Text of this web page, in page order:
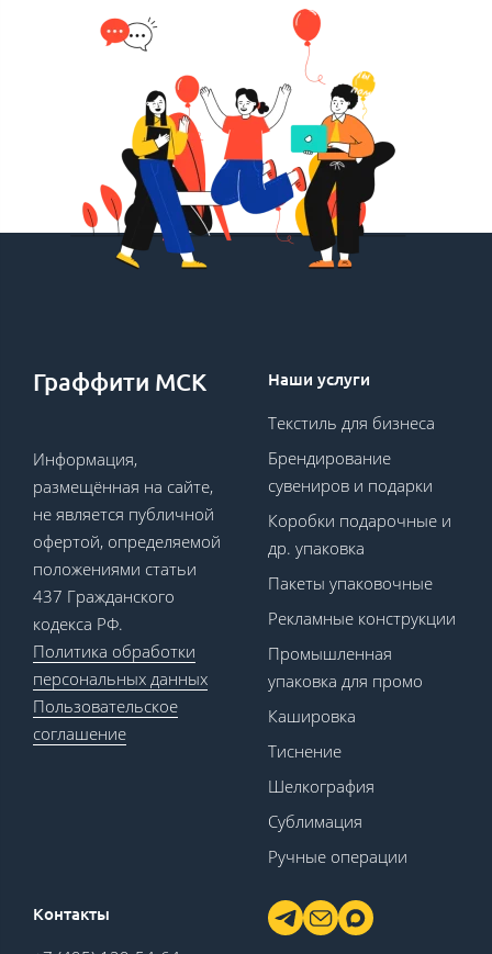
Граффити МСК
Информация,
размещённая на сайте,
не является публичной
офертой, определяемой
положениями статьи
437 Гражданского
кодекса РФ.
Политика обработки
персональных данных
Пользовательское
соглашение
Наши услуги
Текстиль для бизнеса
Брендирование
сувениров и подарки
Коробки подарочные и
др. упаковка
Пакеты упаковочные
Рекламные конструкции
Промышленная
упаковка для промо
Кашировка
Тиснение
Шелкография
Сублимация
Ручные операции
Контакты